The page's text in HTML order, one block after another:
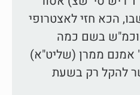
הכא חזי לאצטרופי
וכמ"ש בשם כמה
אמנם ממרן (שליט"א)
להקל רק בשעת